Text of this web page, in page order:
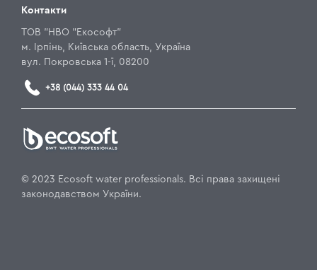
Контакти
ТОВ "НВО "Екософт"
м. Ірпінь, Київська область, Україна
вул. Покровська 1-ї, 08200
+38 (044) 333 44 04
© 2023 Ecosoft water professionals. Всі права захищені
законодавством України.